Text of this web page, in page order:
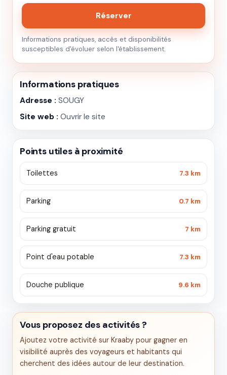
Réserver
Informations pratiques, accès et disponibilités
susceptibles d'évoluer selon l'établissement.
Informations pratiques
Adresse : SOUGY
Site web : Ouvrir le site
Points utiles à proximité
Toilettes 7.3 km
Parking 0.7 km
Parking gratuit 7 km
Point d'eau potable 7.3 km
Douche publique 9.6 km
Vous proposez des activités ?
Ajoutez votre activité sur Kraaby pour gagner en
visibilité auprès des voyageurs et habitants qui
cherchent des idées autour de leur destination.